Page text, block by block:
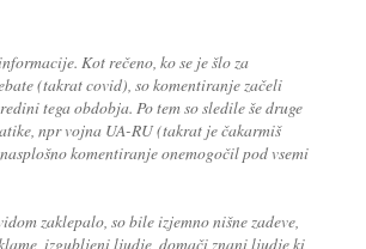
Kot rečeno, ko se je šlo za
(takrat covid), so komentiranje začeli
tega obdobja. Po tem so sledile še druge
npr vojna UA-RU (takrat je čakarmiš
komentiranje onemogočil pod vsemi
zaklepalo, so bile izjemno nišne zadeve,
izgubljeni ljudje, domači znani ljudje ki